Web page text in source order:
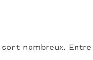
sont nombreux.